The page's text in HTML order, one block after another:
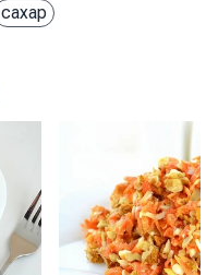
сахар